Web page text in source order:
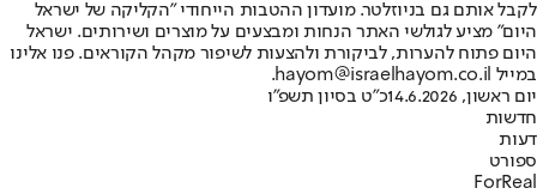
לקבל אותם גם בניוזלטר. מועדון ההטבות הייחודי "הקליקה של ישראל
היום" מציע לגולשי האתר הנחות ומבצעים על מוצרים ושירותים. ישראל
היום פתוח להערות, לביקורת ולהצעות לשיפור מקהל הקוראים. פנו אלינו
במייל hayom@israelhayom.co.il.
יום ראשון, 14.6.2026
כ"ט בסיון תשפ"ו
חדשות
דעות
ספורט
ForReal